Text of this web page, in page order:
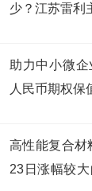
少？江苏雷利
助力中小微
人民币期权保
高性能复合材
23日涨幅较